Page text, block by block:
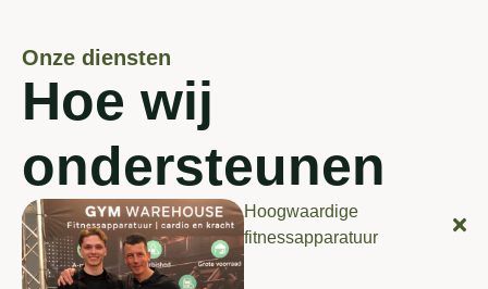
Onze diensten
Hoe wij
ondersteunen
Hoogwaardige
fitnessapparatuur